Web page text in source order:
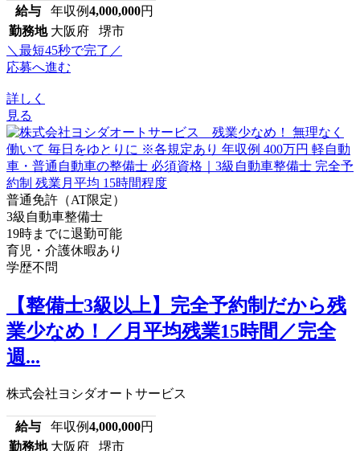
給与 年収例4,000,000円
勤務地 大阪府 堺市
＼最短45秒で完了／
応募へ進む
詳しく
見る
普通免許（AT限定）
3級自動車整備士
19時までに退勤可能
育児・介護休暇あり
学歴不問
【整備士3級以上】完全予約制だから残
業少なめ！／月平均残業15時間／完全
週...
株式会社ヨシダオートサービス
給与 年収例4,000,000円
勤務地 大阪府 堺市